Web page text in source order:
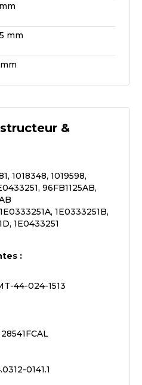
mm
&
1018348, 1019598,
96FB1125AB,
1E0333251B,
1E0433251
:
44-024-1513
0141.1